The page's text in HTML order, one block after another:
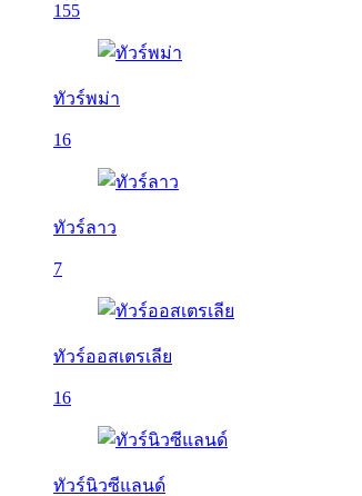
155
ทัวร์พม่า
16
ทัวร์ลาว
7
ทัวร์ออสเตรเลีย
16
ทัวร์นิวซีแลนด์